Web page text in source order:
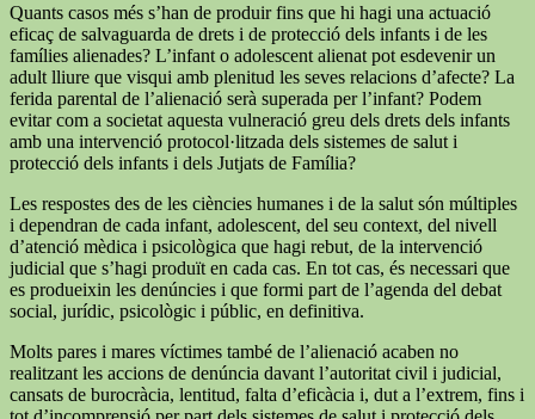
Quants casos més s’han de produir fins que hi hagi una actuació
eficaç de salvaguarda de drets i de protecció dels infants i de les
famílies alienades? L’infant o adolescent alienat pot esdevenir un
adult lliure que visqui amb plenitud les seves relacions d’afecte? La
ferida parental de l’alienació serà superada per l’infant? Podem
evitar com a societat aquesta vulneració greu dels drets dels infants
amb una intervenció protocol·litzada dels sistemes de salut i
protecció dels infants i dels Jutjats de Família?
Les respostes des de les ciències humanes i de la salut són múltiples
i dependran de cada infant, adolescent, del seu context, del nivell
d’atenció mèdica i psicològica que hagi rebut, de la intervenció
judicial que s’hagi produït en cada cas. En tot cas, és necessari que
es produeixin les denúncies i que formi part de l’agenda del debat
social, jurídic, psicològic i públic, en definitiva.
Molts pares i mares víctimes també de l’alienació acaben no
realitzant les accions de denúncia davant l’autoritat civil i judicial,
cansats de burocràcia, lentitud, falta d’eficàcia i, dut a l’extrem, fins i